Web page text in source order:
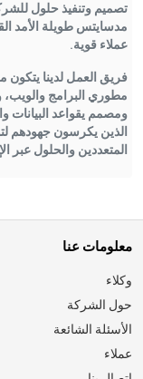
تصميم وتنفيذ حلول
مدسايتس طويلة الأمد
عملاء قوية.
فريق العمل لدينا يتكون
مطوري البرامج والويب،
ومصمم يقواعد البيانات
الذين يكرسون جهودهم
المتعددين والحلول عبر
معلومات عنا
وكلاء
حول الشركة
الأسئلة الشائعة
عملاء